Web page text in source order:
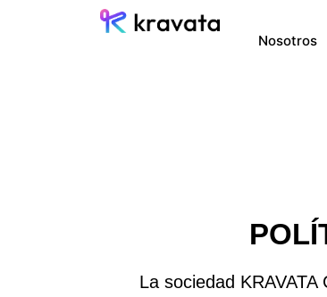
Nosotros
La sociedad KRAVATA